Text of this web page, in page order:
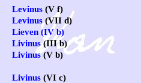
Levinus (V f)
Levinus(VII d)
Lieven (IV b)
Livinus(III b)
Livinus(V b)
Livinus (VI c)